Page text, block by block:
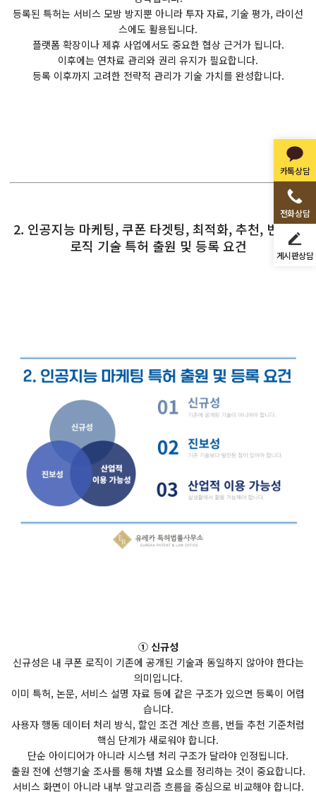
카톡상담
전화상담
게시판상담
등록된 특허는 서비스 모방 방지뿐 아니라 투자 자료, 기술 평가, 라이선
스에도 활용됩니다.
플랫폼 확장이나 제휴 사업에서도 중요한 협상 근거가 됩니다.
이후에는 연차료 관리와 권리 유지가 필요합니다.
등록 이후까지 고려한 전략적 관리가 기술 가치를 완성합니다.
2. 인공지능 마케팅, 쿠폰 타겟팅, 최적화, 추천, 번들링
로직 기술 특허 출원 및 등록 요건
① 신규성
신규성은 내 쿠폰 로직이 기존에 공개된 기술과 동일하지 않아야 한다는
의미입니다.
이미 특허, 논문, 서비스 설명 자료 등에 같은 구조가 있으면 등록이 어렵
습니다.
사용자 행동 데이터 처리 방식, 할인 조건 계산 흐름, 번들 추천 기준처럼
핵심 단계가 새로워야 합니다.
단순 아이디어가 아니라 시스템 처리 구조가 달라야 인정됩니다.
출원 전에 선행기술 조사를 통해 차별 요소를 정리하는 것이 중요합니다.
서비스 화면이 아니라 내부 알고리즘 흐름을 중심으로 비교해야 합니다.